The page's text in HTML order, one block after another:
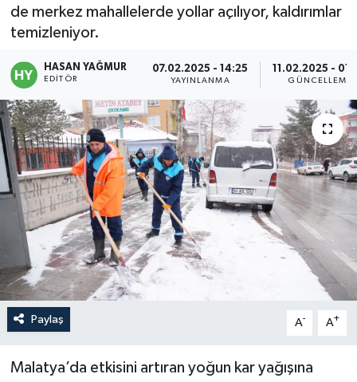
de merkez mahallelerde yollar açılıyor, kaldırımlar
temizleniyor.
HASAN YAĞMUR
EDITÖR
07.02.2025 - 14:25
YAYINLANMA
11.02.2025 -
GÜNCELLEME
Paylaş A- A+
Malatya’da etkisini artıran yoğun kar yağışına
Kültür & Sanat
Magazin
Politika
Sağlık
Spor
Teknoloji
Yaşam
Son Dakika Haberleri
Haber Arşivi